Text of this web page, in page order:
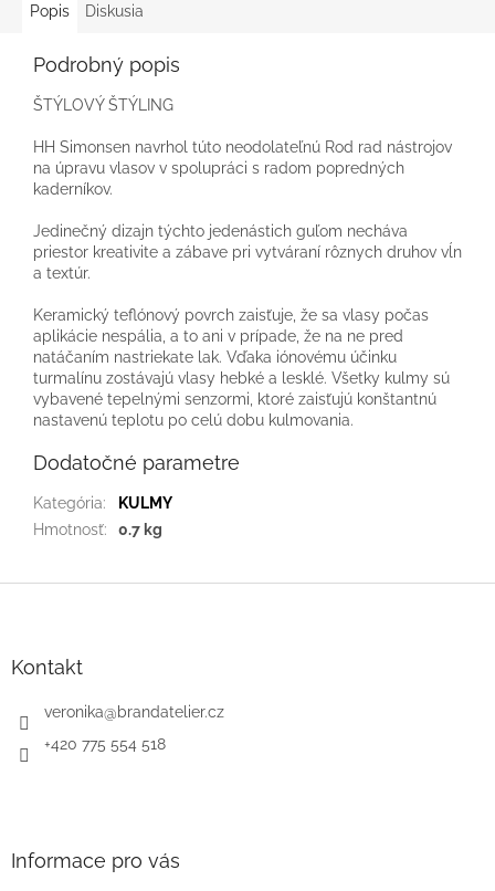
Popis Diskusia
Podrobný popis
ŠTÝLOVÝ ŠTÝLING
HH Simonsen navrhol túto neodolateľnú Rod rad nástrojov
na úpravu vlasov v spolupráci s radom popredných
kaderníkov.
Jedinečný dizajn týchto jedenástich guľom necháva
priestor kreativite a zábave pri vytváraní rôznych druhov vĺn
a textúr.
Keramický teflónový povrch zaisťuje, že sa vlasy počas
aplikácie nespália, a to ani v prípade, že na ne pred
natáčaním nastriekate lak. Vďaka iónovému účinku
turmalínu zostávajú vlasy hebké a lesklé. Všetky kulmy sú
vybavené tepelnými senzormi, ktoré zaisťujú konštantnú
nastavenú teplotu po celú dobu kulmovania.
Dodatočné parametre
Kategória:
KULMY
Hmotnosť: 0.7 kg
Kontakt
veronika@brandatelier.cz
+420 775 554 518
Informace pro vás